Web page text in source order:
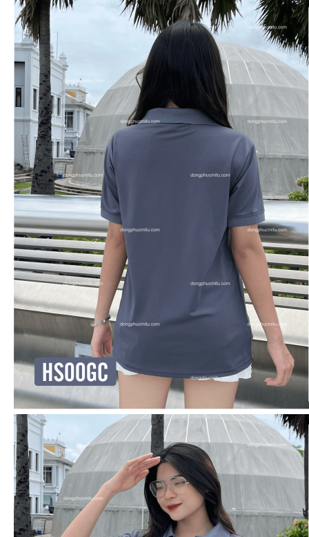
Quay trở lại cửa hàng
0
Giỏ hàng
Chưa có sản phẩm trong giỏ hàng.
Quay trở lại cửa hàng